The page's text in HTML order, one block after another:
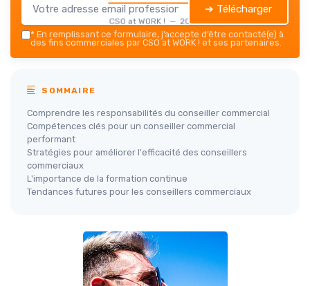
CSO at WORK ! — 2026
➔ Télécharger
* En remplissant ce formulaire, j’accepte d’être contacté(e) à
des fins commerciales par CSO at WORK ! et ses partenaires.
SOMMAIRE
Comprendre les responsabilités du conseiller commercial
Compétences clés pour un conseiller commercial
performant
Stratégies pour améliorer l'efficacité des conseillers
commerciaux
L'importance de la formation continue
Tendances futures pour les conseillers commerciaux